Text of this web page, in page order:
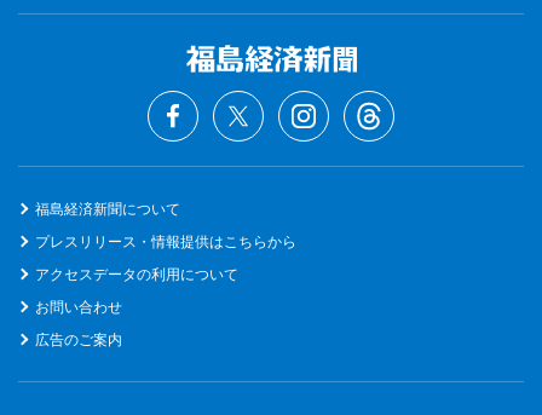
福島経済新聞について
プレスリリース・情報提供はこちらから
アクセスデータの利用について
お問い合わせ
広告のご案内